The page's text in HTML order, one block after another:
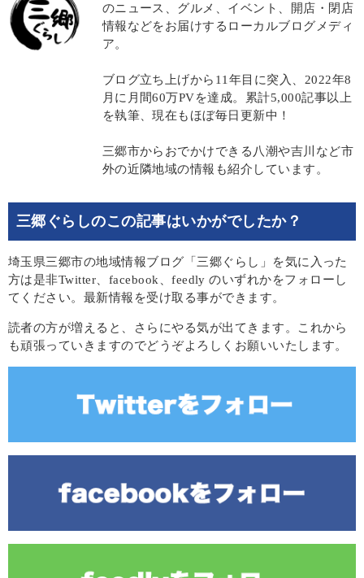
のニュース、グルメ、イベント、開店・閉店
情報などをお届けするローカルブログメディ
ア。
ブログ立ち上げから11年目に突入、2022年8
月に月間60万PVを達成。累計5,000記事以上
を執筆、現在もほぼ毎日更新中！
三郷市からおでかけできる八潮や吉川など市
外の近隣地域の情報も紹介しています。
三郷ぐらしのこの記事はいかがでしたか？
埼玉県三郷市の地域情報ブログ「三郷ぐらし」を気に入った
方は是非Twitter、facebook、feedly のいずれかをフォローし
てください。最新情報を受け取る事ができます。
読者の方が増えると、さらにやる気が出てきます。これから
も頑張っていきますのでどうぞよろしくお願いいたします。